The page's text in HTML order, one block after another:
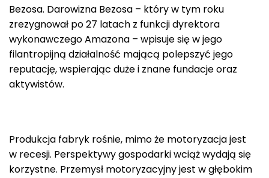
Bezosa. Darowizna Bezosa – który w tym roku
zrezygnował po 27 latach z funkcji dyrektora
wykonawczego Amazona – wpisuje się w jego
filantropijną działalność mającą polepszyć jego
reputację, wspierając duże i znane fundacje oraz
aktywistów.
Produkcja fabryk rośnie, mimo że motoryzacja jest
w recesji. Perspektywy gospodarki wciąż wydają się
korzystne. Przemysł motoryzacyjny jest w głębokim